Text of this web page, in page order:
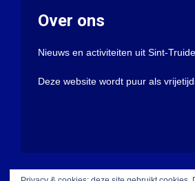
Over ons
Nieuws en activiteiten uit Sint-
Deze website wordt puur als